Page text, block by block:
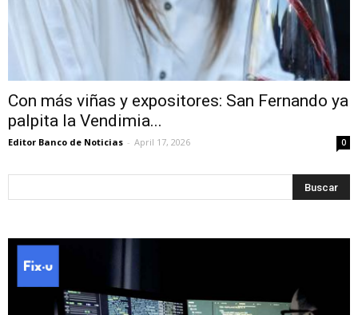
Con más viñas y expositores: San Fernando ya
palpita la Vendimia...
Editor Banco de Noticias - April 17, 2026 0